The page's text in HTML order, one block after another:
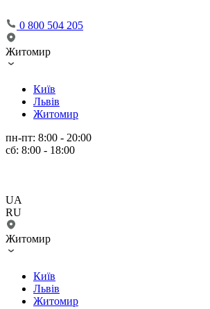
0 800 504 205
Житомир
Київ
Львів
Житомир
пн-пт: 8:00 - 20:00
сб: 8:00 - 18:00
UA
RU
Житомир
Київ
Львів
Житомир